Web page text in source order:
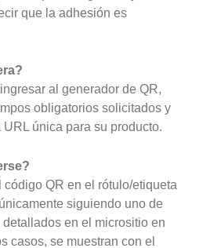
que la adhesión es
al generador de QR,
obligatorios solicitados y
única para su producto.
código QR en el rótulo/etiqueta
siguiendo uno de
detallados en el micrositio en
casos, se muestran con el